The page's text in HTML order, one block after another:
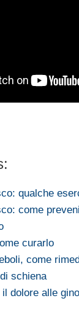
qualche
come
curarlo
come
schiena
dolore alle